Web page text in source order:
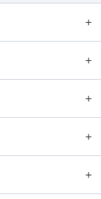
＋
＋
＋
＋
＋